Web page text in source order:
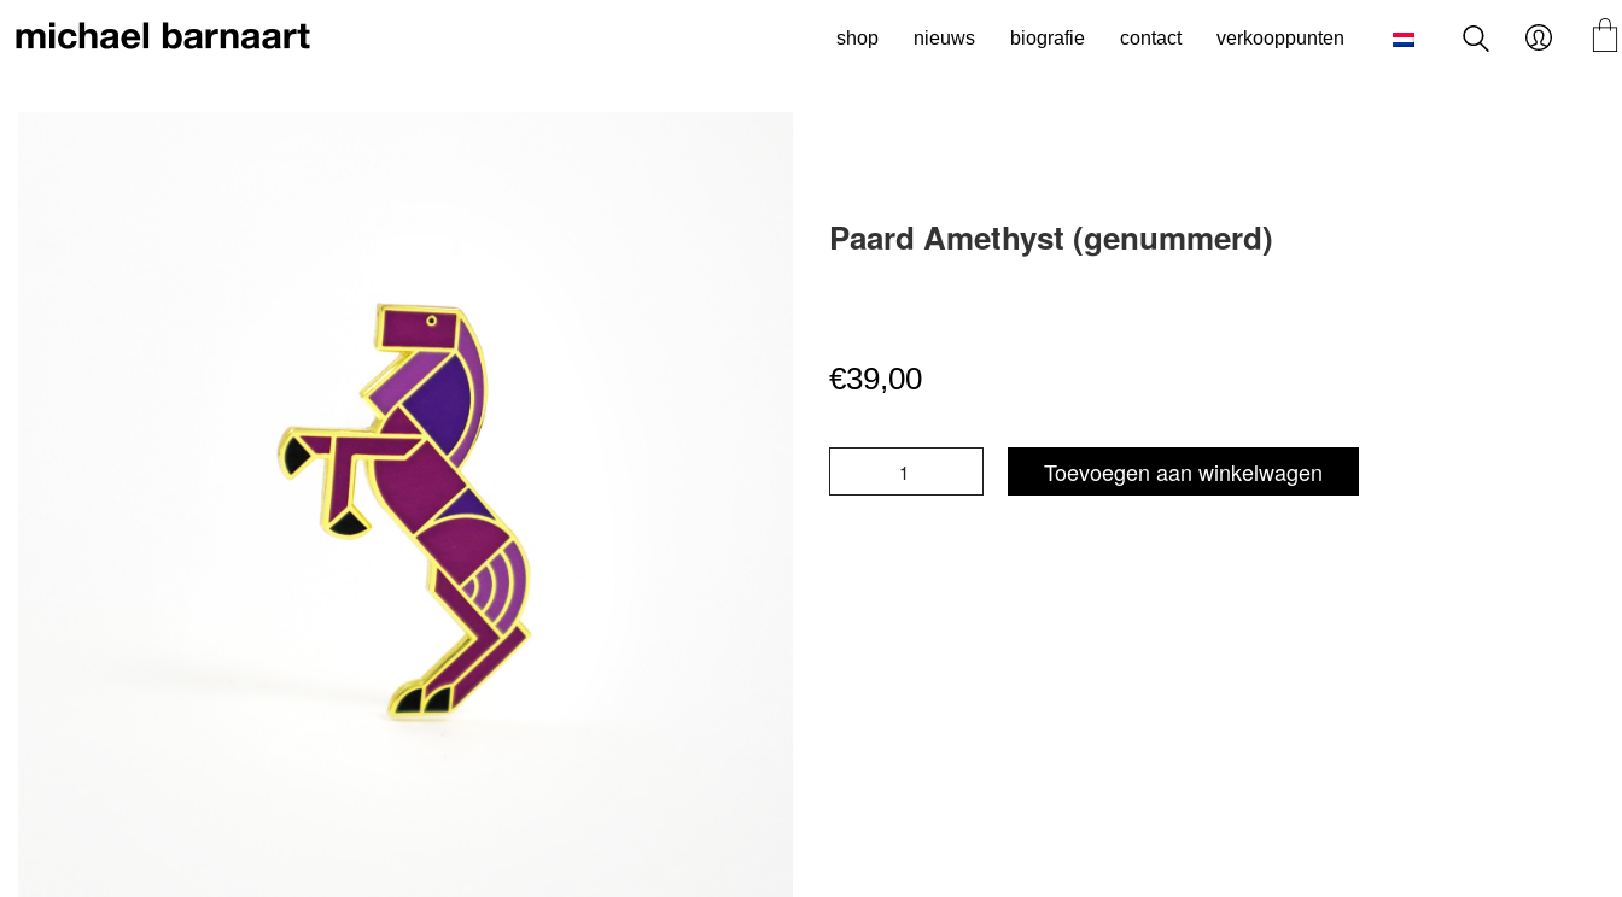
shop nieuws biografie contact verkooppunten
Paard Amethyst (genummerd)
€39,00
Amethyst
(genummerd)
Toevoegen aan winkelwagen